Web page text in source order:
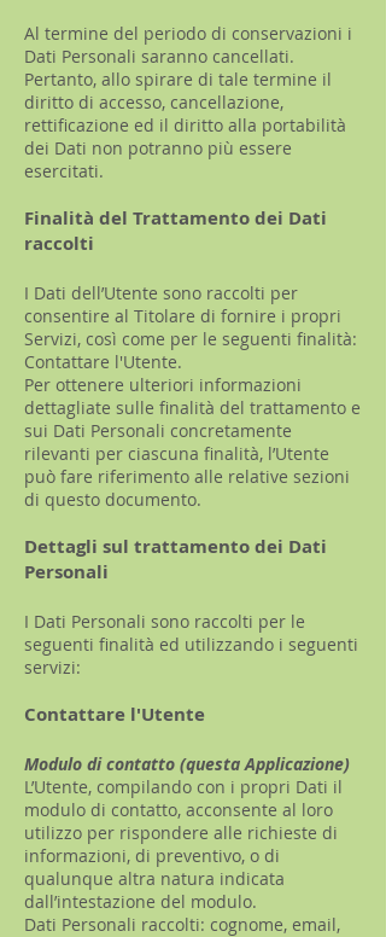
Al termine del periodo di conservazioni i
Dati Personali saranno cancellati.
Pertanto, allo spirare di tale termine il
diritto di accesso, cancellazione,
rettificazione ed il diritto alla portabilità
dei Dati non potranno più essere
esercitati.
Finalità del Trattamento dei Dati
raccolti
I Dati dell’Utente sono raccolti per
consentire al Titolare di fornire i propri
Servizi, così come per le seguenti finalità:
Contattare l'Utente.
Per ottenere ulteriori informazioni
dettagliate sulle finalità del trattamento e
sui Dati Personali concretamente
rilevanti per ciascuna finalità, l’Utente
può fare riferimento alle relative sezioni
di questo documento.
Dettagli sul trattamento dei Dati
Personali
I Dati Personali sono raccolti per le
seguenti finalità ed utilizzando i seguenti
servizi:
Contattare l'Utente
Modulo di contatto (questa Applicazione)
L’Utente, compilando con i propri Dati il
modulo di contatto, acconsente al loro
utilizzo per rispondere alle richieste di
informazioni, di preventivo, o di
qualunque altra natura indicata
dall’intestazione del modulo.
Dati Personali raccolti: cognome, email,